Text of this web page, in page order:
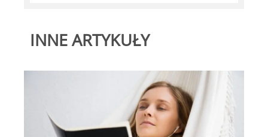
INNE ARTYKUŁY